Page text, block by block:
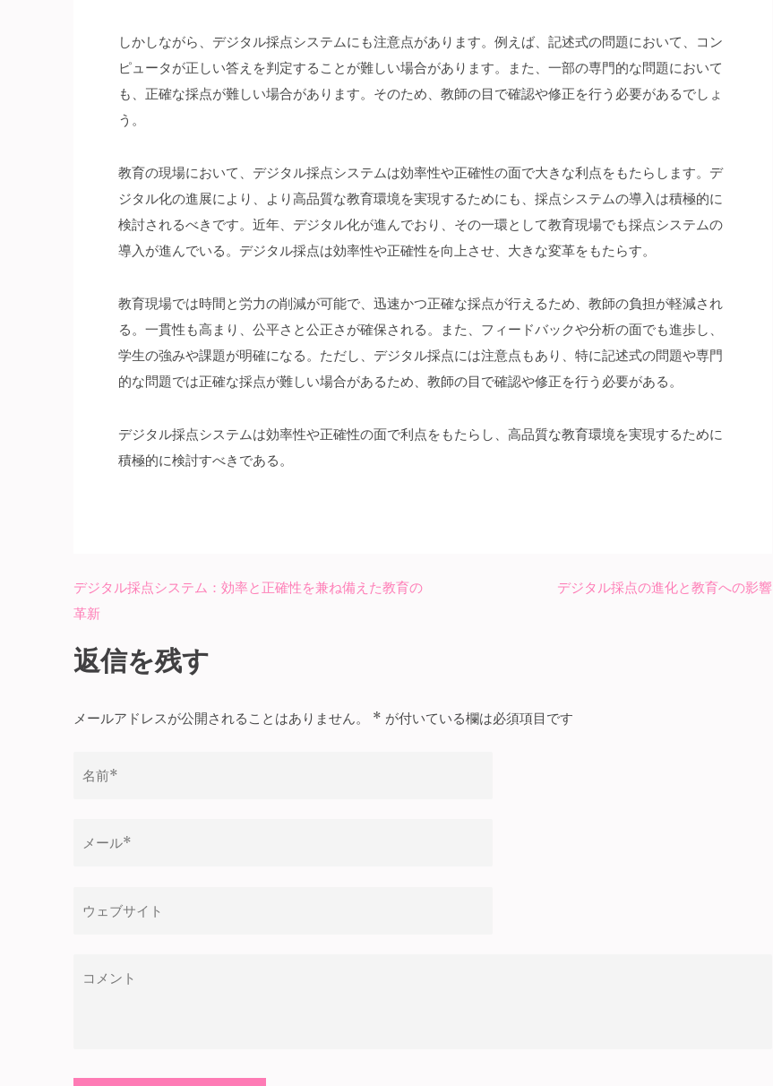
しかしながら、デジタル採点システムにも注意点があります。例えば、記述式の問題において、コン
ピュータが正しい答えを判定することが難しい場合があります。また、一部の専門的な問題において
も、正確な採点が難しい場合があります。そのため、教師の目で確認や修正を行う必要があるでしょ
う。
教育の現場において、デジタル採点システムは効率性や正確性の面で大きな利点をもたらします。デ
ジタル化の進展により、より高品質な教育環境を実現するためにも、採点システムの導入は積極的に
検討されるべきです。近年、デジタル化が進んでおり、その一環として教育現場でも採点システムの
導入が進んでいる。デジタル採点は効率性や正確性を向上させ、大きな変革をもたらす。
教育現場では時間と労力の削減が可能で、迅速かつ正確な採点が行えるため、教師の負担が軽減され
る。一貫性も高まり、公平さと公正さが確保される。また、フィードバックや分析の面でも進歩し、
学生の強みや課題が明確になる。ただし、デジタル採点には注意点もあり、特に記述式の問題や専門
的な問題では正確な採点が難しい場合があるため、教師の目で確認や修正を行う必要がある。
デジタル採点システムは効率性や正確性の面で利点をもたらし、高品質な教育環境を実現するために
積極的に検討すべきである。
投
ナ
ビ
ゲ
ョ
デジタル採点システム：効率と正確性を兼ね備えた教育の
革新
デジタル採点の進化と教育への影響
返信を残す
メールアドレスが公開されることはありません。 * が付いている欄は必須項目です